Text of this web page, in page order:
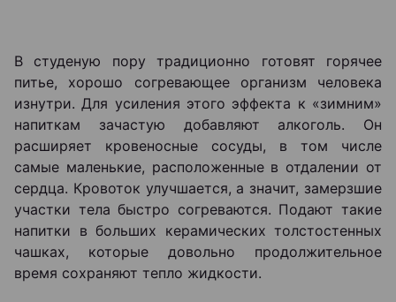
В студеную пору традиционно готовят горячее
питье, хорошо согревающее организм человека
изнутри. Для усиления этого эффекта к «зимним»
напиткам зачастую добавляют алкоголь. Он
расширяет кровеносные сосуды, в том числе
самые маленькие, расположенные в отдалении от
сердца. Кровоток улучшается, а значит, замерзшие
участки тела быстро согреваются. Подают такие
напитки в больших керамических толстостенных
чашках, которые довольно продолжительное
время сохраняют тепло жидкости.